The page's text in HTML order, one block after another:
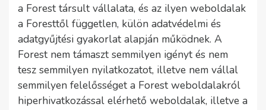
a Forest társult vállalata, és az ilyen weboldalak
a Foresttől független, külön adatvédelmi és
adatgyűjtési gyakorlat alapján működnek. A
Forest nem támaszt semmilyen igényt és nem
tesz semmilyen nyilatkozatot, illetve nem vállal
semmilyen felelősséget a Forest weboldalakról
hiperhivatkozással elérhető weboldalak, illetve a